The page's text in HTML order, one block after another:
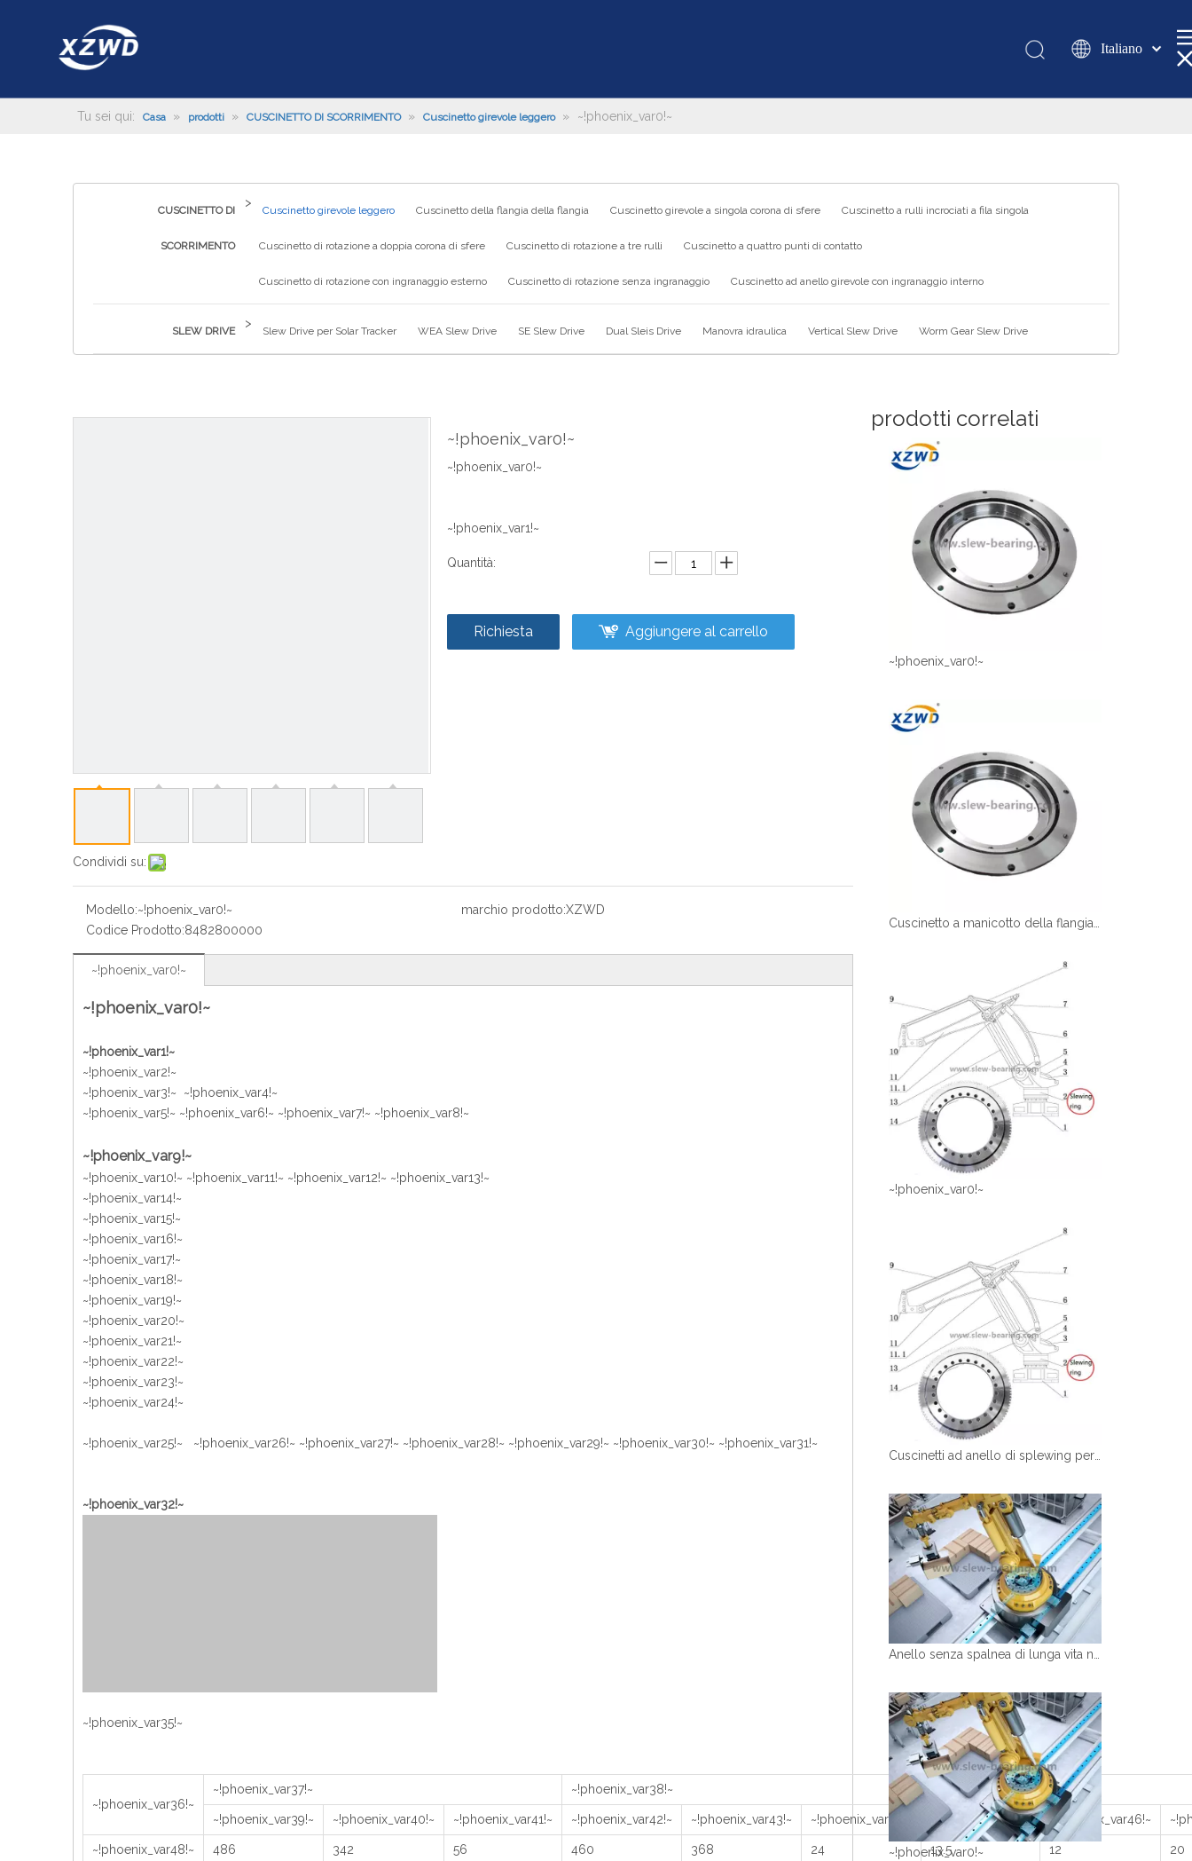
Italiano
românesc
Pусский
العربية
Tu sei qui: Casa » prodotti » CUSCINETTO DI SCORRIMENTO » Cuscinetto girevole leggero » ~!phoenix_var0!~
CUSCINETTO DI
SCORRIMENTO
>
Cuscinetto girevole leggero Cuscinetto della flangia della flangia Cuscinetto girevole a singola corona di sfere Cuscinetto a rulli incrociati a fila singola
Cuscinetto di rotazione a doppia corona di sfere Cuscinetto di rotazione a tre rulli Cuscinetto a quattro punti di contatto
Cuscinetto di rotazione con ingranaggio esterno Cuscinetto di rotazione senza ingranaggio Cuscinetto ad anello girevole con ingranaggio interno
SLEW DRIVE
>
Slew Drive per Solar Tracker WEA Slew Drive SE Slew Drive Dual Sleis Drive Manovra idraulica Vertical Slew Drive Worm Gear Slew Drive
Condividi su:
~!phoenix_var0!~
~!phoenix_var0!~
~!phoenix_var1!~
Quantità:
Richiesta Aggiungere al carrello
Modello:~!phoenix_var0!~ marchio prodotto:XZWD
Codice Prodotto:8482800000
~!phoenix_var0!~
~!phoenix_var0!~
~!phoenix_var1!~
~!phoenix_var2!~
~!phoenix_var3!~ ~!phoenix_var4!~
~!phoenix_var5!~ ~!phoenix_var6!~ ~!phoenix_var7!~ ~!phoenix_var8!~
~!phoenix_var9!~
~!phoenix_var10!~ ~!phoenix_var11!~ ~!phoenix_var12!~ ~!phoenix_var13!~
~!phoenix_var14!~
~!phoenix_var15!~
~!phoenix_var16!~
~!phoenix_var17!~
~!phoenix_var18!~
~!phoenix_var19!~
~!phoenix_var20!~
~!phoenix_var21!~
~!phoenix_var22!~
~!phoenix_var23!~
~!phoenix_var24!~
~!phoenix_var25!~ ~!phoenix_var26!~ ~!phoenix_var27!~ ~!phoenix_var28!~ ~!phoenix_var29!~ ~!phoenix_var30!~ ~!phoenix_var31!~
~!phoenix_var32!~
~!phoenix_var35!~
~!phoenix_var36!~
~!phoenix_var37!~ ~!phoenix_var38!~
~!phoenix_var39!~ ~!phoenix_var40!~ ~!phoenix_var41!~ ~!phoenix_var42!~ ~!phoenix_var43!~ ~!phoenix_var44!~ ~!phoenix_var45!~ ~!phoenix_var46!~
~!phoenix_var48!~ 486 342 56 460 368 24 13.5 12 20
prodotti correlati
~!phoenix_var0!~
~!phoenix_var0!~
~!phoenix_var0!~